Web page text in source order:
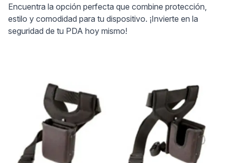
Encuentra la opción perfecta que combine protección,
estilo y comodidad para tu dispositivo. ¡Invierte en la
seguridad de tu PDA hoy mismo!